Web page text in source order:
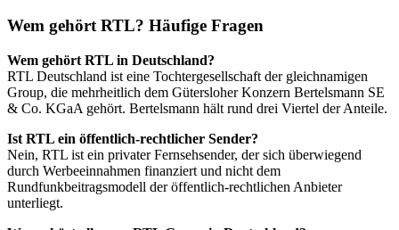
Wem gehört RTL? Häufige Fragen
Wem gehört RTL in Deutschland?
RTL Deutschland ist eine Tochtergesellschaft der gleichnamigen
Group, die mehrheitlich dem Gütersloher Konzern Bertelsmann SE
& Co. KGaA gehört. Bertelsmann hält rund drei Viertel der Anteile.
Ist RTL ein öffentlich-rechtlicher Sender?
Nein, RTL ist ein privater Fernsehsender, der sich überwiegend
durch Werbeeinnahmen finanziert und nicht dem
Rundfunkbeitragsmodell der öffentlich-rechtlichen Anbieter
unterliegt.